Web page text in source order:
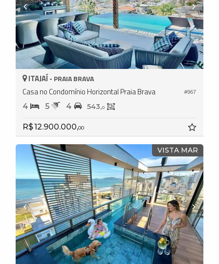
#967
ITAJAÍ - PRAIA BRAVA
Casa no Condomínio Horizontal Praia Brava
4 5 4 543,0
R$ 12.900.000,00
VISTA MAR